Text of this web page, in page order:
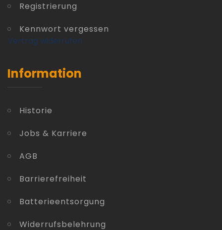
Registrierung
Kennwort vergessen
Vertrag widerrufen
Information
Historie
Jobs & Karriere
AGB
Barrierefreiheit
Batterieentsorgung
Widerrufsbelehrung